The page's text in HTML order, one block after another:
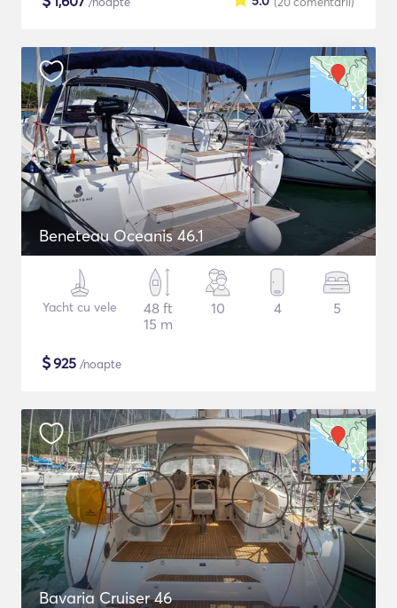
Beneteau Oceanis 46.1
Yacht cu vele
48 ft
15 m
10 4 5
$925 /noapte
Bavaria Cruiser 46